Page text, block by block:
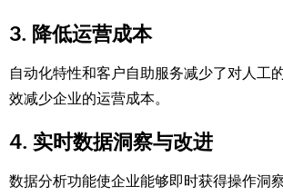
3. 降低运营成本
自动化特性和客户自助服务减少了对人工
效减少企业的运营成本。
4. 实时数据洞察与改进
数据分析功能使企业能够即时获得操作洞